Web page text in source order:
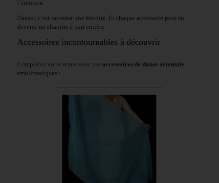
l’émotion.
Danser, c’est raconter une histoire. Et chaque accessoire peut en
devenir un chapitre à part entière.
Accessoires incontournables à découvrir
Complétez votre tenue avec ces accessoires de danse orientale
emblématiques :